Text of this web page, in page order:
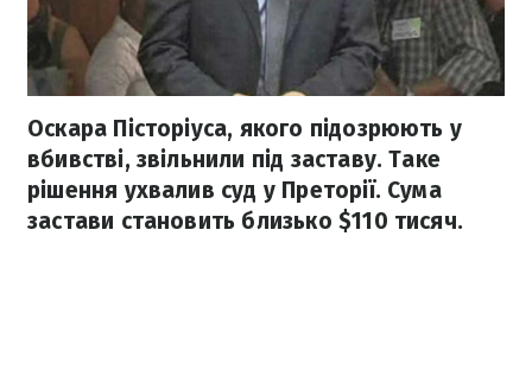
Оскара Пісторіуса, якого підозрюють у
вбивстві, звільнили під заставу. Таке
рішення ухвалив суд у Преторії. Сума
застави становить близько $110 тисяч.